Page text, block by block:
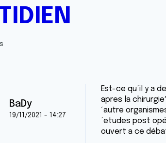
BaDy
19/11/2021 - 14:27
Est-ce qu´il y a
apres la
´autre
´etudes post
ouvert a ce